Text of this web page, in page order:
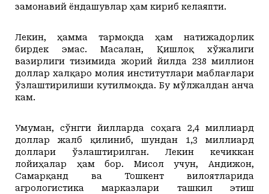
замонавий ёндашувлар ҳам кириб келаяпти.
Лекин, ҳамма тармоқда ҳам натижадорлик
бирдек эмас. Масалан, Қишлоқ хўжалиги
вазирлиги тизимида жорий йилда 238 миллион
доллар халқаро молия институтлари маблағлари
ўзлаштирилиши кутилмоқда. Бу мўлжалдан анча
кам.
Умуман, сўнгги йилларда соҳага 2,4 миллиард
доллар жалб қилиниб, шундан 1,3 миллиард
доллари ўзлаштирилган. Лекин кечиккан
лойиҳалар ҳам бор. Мисол учун, Андижон,
Самарқанд ва Тошкент вилоятларида
агрологистика марказлари ташкил этиш